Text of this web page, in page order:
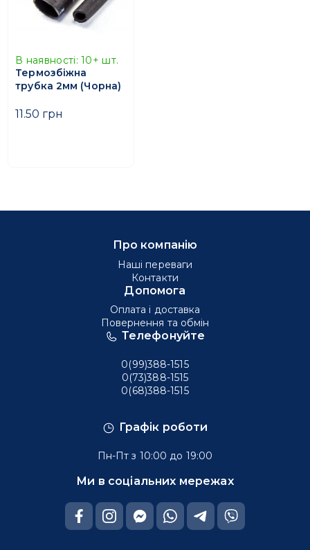
В наявності: 10+ шт.
Термозбіжна
трубка 2мм (Чорна)
11.50 грн
Графік роботи
Пн-Пт з 10:00 до 19:00
Ми в соціальних мережах
Телефонуйте
0(99)388-1515
0(73)388-1515
0(68)388-1515
Про компанію
Наші переваги
Контакти
Допомога
Оплата і доставка
Повернення та обмін